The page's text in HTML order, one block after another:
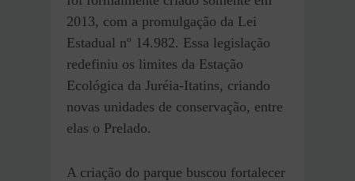
2013, com a promulgação da Lei
Estadual nº 14.982. Essa legislação
redefiniu os limites da Estação
Ecológica da Juréia-Itatins, criando
novas unidades de conservação, entre
elas o Prelado.
A criação do parque buscou fortalecer